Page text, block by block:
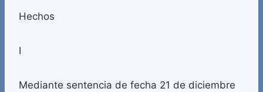
Hechos
I
Mediante sentencia de fecha 21 de diciembre